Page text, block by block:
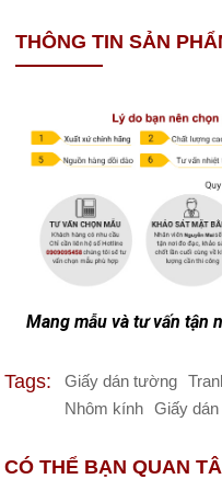
THÔNG TIN SẢN
Mang mẫu và tư vấn tận
Tags: Giấy dán tường
Nhôm kính
Giấy
CÓ THỂ BẠN QUAN